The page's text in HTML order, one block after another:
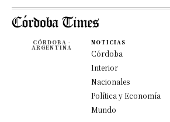
CÓRDOBA -
ARGENTINA
NOTICIAS
Córdoba
Interior
Nacionales
Política y Economía
Mundo